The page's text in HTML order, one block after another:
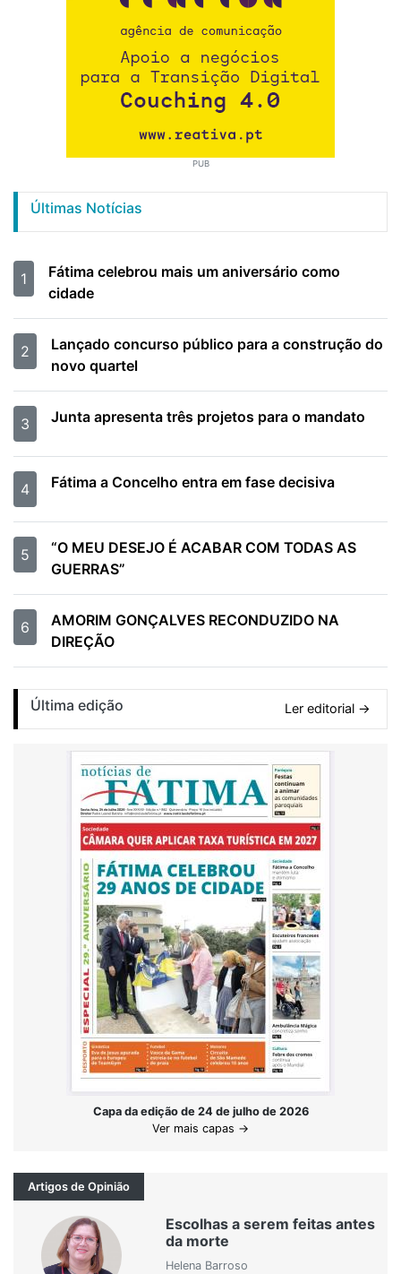
PUB
Últimas Notícias
1
Fátima celebrou mais um aniversário como
cidade
2
Lançado concurso público para a construção do
novo quartel
3 Junta apresenta três projetos para o mandato
4 Fátima a Concelho entra em fase decisiva
5
“O MEU DESEJO É ACABAR COM TODAS AS
GUERRAS”
6
AMORIM GONÇALVES RECONDUZIDO NA
DIREÇÃO
Última edição Ler editorial →
Capa da edição de 24 de julho de 2026
Ver mais capas →
Artigos de Opinião
Escolhas a serem feitas antes
da morte
Helena Barroso